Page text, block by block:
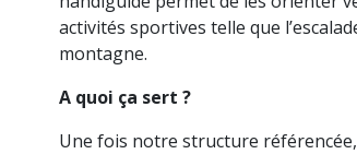
activités sportives telle que
montagne.
A quoi ça sert ?
Une fois notre structure